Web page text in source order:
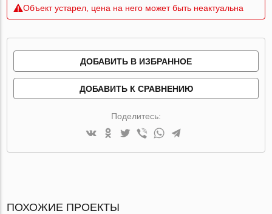
Объект устарел, цена на него может быть неактуальна
ДОБАВИТЬ В ИЗБРАННОЕ
ДОБАВИТЬ К СРАВНЕНИЮ
Поделитесь:
ПОХОЖИЕ ПРОЕКТЫ